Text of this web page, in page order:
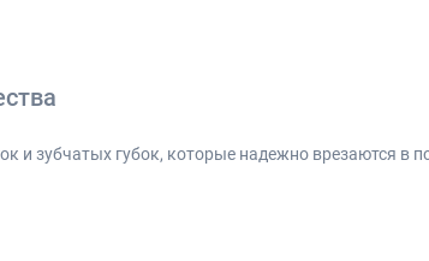
и зубчатых губок, которые надежно врезаются в
захвата под нужный диаметр.